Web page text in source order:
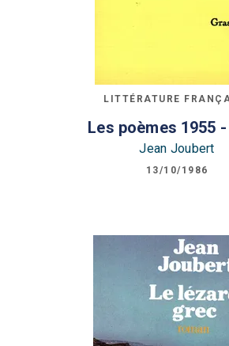
LITTÉRATURE
Les poèmes 1955
Jean Joubert
13/10/1986